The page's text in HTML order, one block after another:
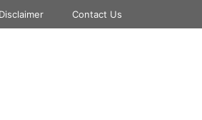
Disclaimer Contact Us